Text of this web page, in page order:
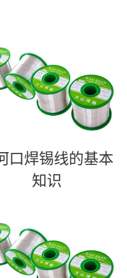
口​焊锡线的基本
知识